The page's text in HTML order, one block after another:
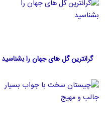
گرانترین گل های جهان را بشناسید